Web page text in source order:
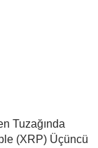
Tuzağında
(XRP) Üçüncü